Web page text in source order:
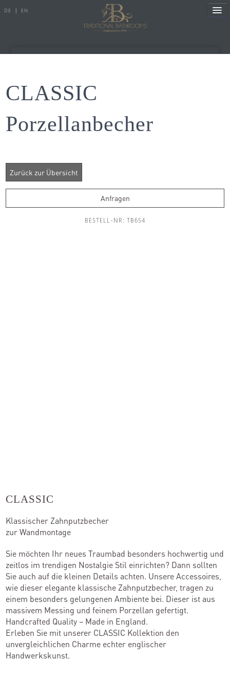
DE | EN
Duscharmaturen
Duschen
Kataloge
Standorte
Händler werden
Outlet-Store
CLASSIC
Porzellanbecher
Anfragen
BESTELL-NR: TB654
CLASSIC
Klassischer Zahnputzbecher
zur Wandmontage
Sie möchten Ihr neues Traumbad besonders hochwertig und
zeitlos im trendigen Nostalgie Stil einrichten? Dann sollten
Sie auch auf die kleinen Details achten. Unsere Accessoires,
wie dieser elegante klassische Zahnputzbecher, tragen zu
einem besonders gelungenen Ambiente bei. Dieser ist aus
massivem Messing und feinem Porzellan gefertigt.
Handcrafted Quality – Made in England.
Erleben Sie mit unserer CLASSIC Kollektion den
unvergleichlichen Charme echter englischer
Handwerkskunst.